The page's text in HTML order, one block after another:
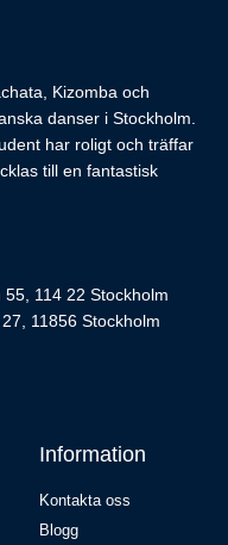
Kizomba och
danser i Stockholm.
har roligt och träffar
till en fantastisk
114 22 Stockholm
11856 Stockholm
Information
Kontakta oss
Blogg